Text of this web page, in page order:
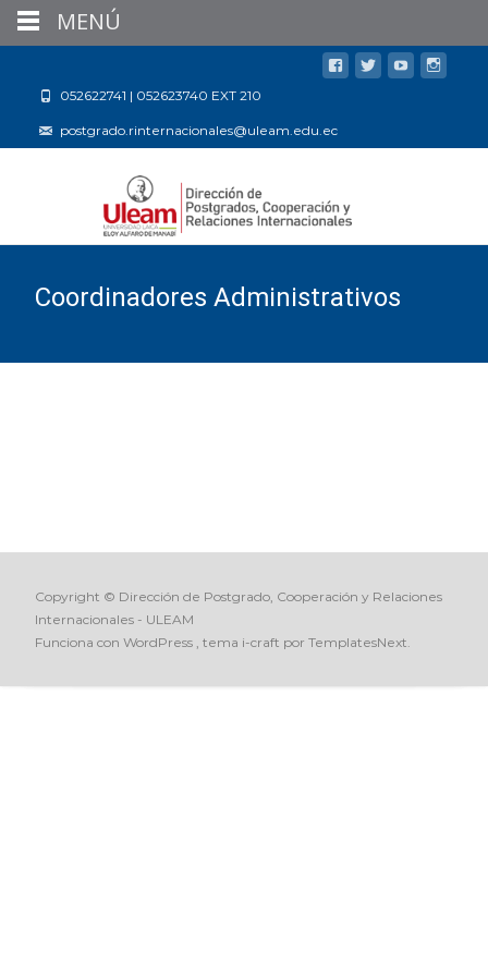
052622741 | 052623740 EXT 210
postgrado.rinternacionales@uleam.edu.ec
Coordinadores Administrativos
Copyright © Dirección de Postgrado, Cooperación y Relaciones
Internacionales - ULEAM
Funciona con WordPress , tema i-craft por TemplatesNext.
MENÚ